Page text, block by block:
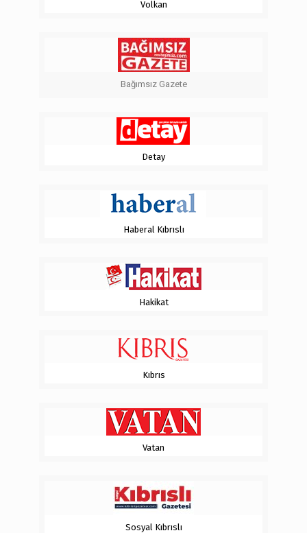
Volkan
Bağımsız Gazete
Detay
Haberal Kıbrıslı
Hakikat
Kıbrıs
Vatan
Sosyal Kıbrıslı